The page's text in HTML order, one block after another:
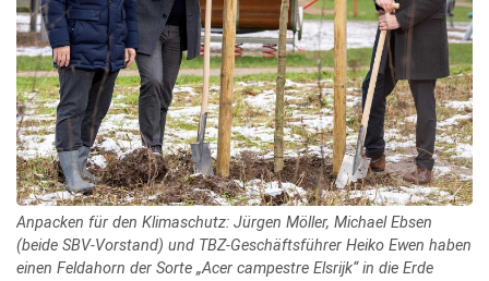
Anpacken für den Klimaschutz: Jürgen Möller, Michael Ebsen
(beide SBV-Vorstand) und TBZ-Geschäftsführer Heiko Ewen haben
einen Feldahorn der Sorte „Acer campestre Elsrijk“ in die Erde